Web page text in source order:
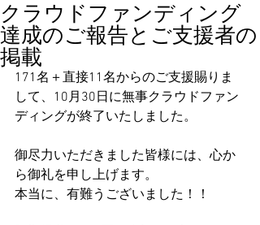
クラウドファンディング
達成のご報告とご支援者の
掲載
171名＋直接11名からのご支援賜りま
して、10月30日に無事クラウドファン
ディングが終了いたしました。
御尽力いただきました皆様には、心か
ら御礼を申し上げます。
本当に、有難うございました！！